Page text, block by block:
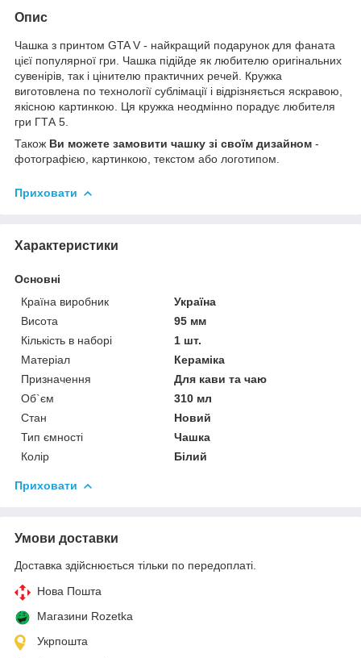
Опис
Чашка з принтом GTA V - найкращий подарунок для фаната
цієї популярної гри. Чашка підійде як любителю оригінальних
сувенірів, так і цінителю практичних речей. Кружка
виготовлена по технології сублімації і відрізняється яскравою,
якісною картинкою. Ця кружка неодмінно порадує любителя
гри ГТА 5.
Також Ви можете замовити чашку зі своїм дизайном -
фотографією, картинкою, текстом або логотипом.
Приховати
Характеристики
Основні
Країна виробник
Україна
Висота
95 мм
Кількість в наборі
1 шт.
Матеріал
Кераміка
Призначення
Для кави та чаю
Об`єм
310 мл
Стан
Новий
Тип ємності
Чашка
Колір
Білий
Приховати
Умови доставки
Доставка здійснюється тільки по передоплаті.
Нова Пошта
Магазини Rozetka
Укрпошта